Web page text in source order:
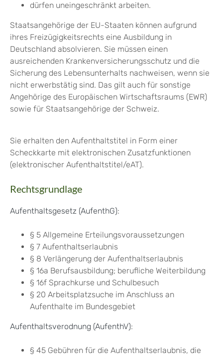
dürfen uneingeschränkt arbeiten.
Staatsangehörige der EU-Staaten können aufgrund
ihres Freizügigkeitsrechts eine Ausbildung in
Deutschland absolvieren. Sie müssen einen
ausreichenden Krankenversicherungsschutz und die
Sicherung des Lebensunterhalts nachweisen, wenn sie
nicht erwerbstätig sind. Das gilt auch für sonstige
Angehörige des Europäischen Wirtschaftsraums (EWR)
sowie für Staatsangehörige der Schweiz.
Sie erhalten den Aufenthaltstitel in Form einer
Scheckkarte mit elektronischen Zusatzfunktionen
(elektronischer Aufenthaltstitel/eAT).
Rechtsgrundlage
Aufenthaltsgesetz (AufenthG):
§ 5 Allgemeine Erteilungsvoraussetzungen
§ 7 Aufenthaltserlaubnis
§ 8 Verlängerung der Aufenthaltserlaubnis
§ 16a Berufsausbildung; berufliche Weiterbildung
§ 16f Sprachkurse und Schulbesuch
§ 20 Arbeitsplatzsuche im Anschluss an
Aufenthalte im Bundesgebiet
Aufenthaltsverodnung (AufenthV):
§ 45 Gebühren für die Aufenthaltserlaubnis, die